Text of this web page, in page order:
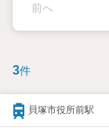
前へ
3件
貝塚市役所前駅